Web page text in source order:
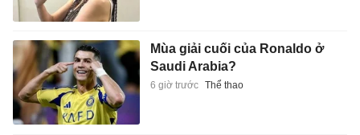
Mùa giải cuối của Ronaldo ở
Saudi Arabia?
6 giờ trước Thể thao